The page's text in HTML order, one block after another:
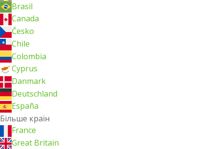
Brasil
Canada
Česko
Chile
Colombia
Cyprus
Danmark
Deutschland
España
Більше країн
France
Great Britain